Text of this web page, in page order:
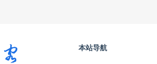
本站导航